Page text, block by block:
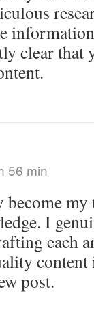
clear that
56 min
I
each
content
post.